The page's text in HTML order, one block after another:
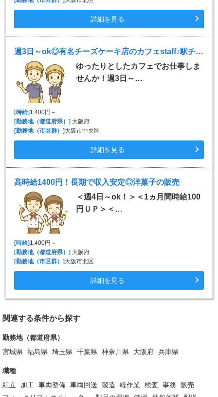
詳細を見る
週3日～ok◎有名チーズケーキ店のカフェstaff♪駅チカ◎
ゆったりとしたカフェでお仕事しま
せんか！週3日～…
[時給] 1,400円～
[勤務地（都道府県）] 大阪府
[勤務地（市区群）] 大阪市中央区
詳細を見る
高時給1400円！長期で収入安定◎洋菓子の販売
＜週4日～ok！＞＜1ヵ月間時給100
円ＵＰ＞＜…
[時給]1,400円～
[勤務地（都道府県）]大阪府
[勤務地（市区群）]大阪市北区
詳細を見る
関連する条件から探す
勤務地（都道府県）
宮城県
福島県 埼玉県 千葉県 神奈川県 大阪府 兵庫県
職種
組立
加工 車両整備 車両回送 製造 軽作業 検査 事務
販売